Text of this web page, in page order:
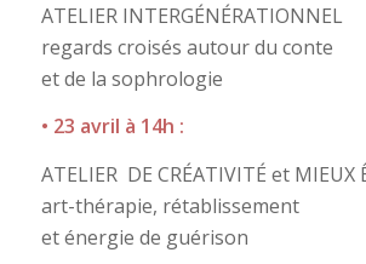
ATELIER INTERGÉNÉRATIONNEL
regards croisés autour du conte
et de la sophrologie
• 23 avril à 14h :
ATELIER DE CRÉATIVITÉ et MIEUX
art-thérapie, rétablissement
et énergie de guérison